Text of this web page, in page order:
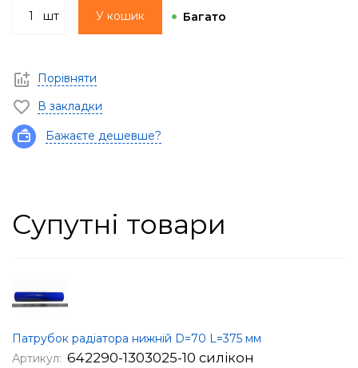
шт У кошик Багато
Порівняти
В закладки
Бажаєте дешевше?
Супутні товари
Патрубок радіатора нижній D=70 L=375 мм
Артикул: 642290-1303025-10 силікон